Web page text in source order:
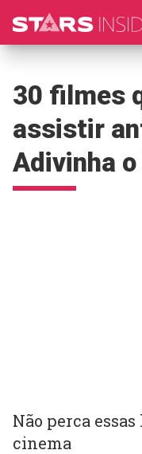
30 filmes
assistir
Adivinha
Não perca
cinema